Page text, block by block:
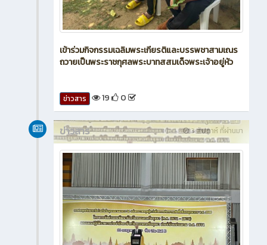
เข้าร่วมกิจกรรมเฉลิมพระเกียรติและบรรพชาสามเณร
ถวายเป็นพระราชกุศลพระบาทสสมเด็จพระเจ้าอยู่หัว
ข่าวสาร 19 0
3 สัปดาห์ ที่ผ่านมา
ข่าวสาร